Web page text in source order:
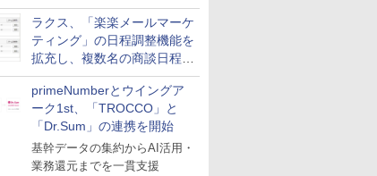
送信防止アドインサービス」
を提供
ラクス、「楽楽メールマーケ
ティング」の日程調整機能を
拡充し、複数名の商談日程調
整を効率化
primeNumberとウイングア
ーク1st、「TROCCO」と
「Dr.Sum」の連携を開始
基幹データの集約からAI活用・
業務還元までを一貫支援